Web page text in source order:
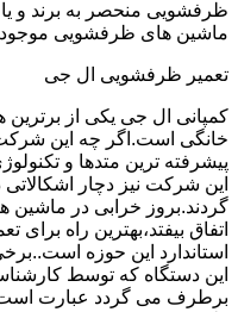
ظرفشویی منحصر به برند و
ماشین های ظرفشویی موجود
تعمیر ظرفشویی ال جی
کمپانی ال جی یکی از برترین
خانگی است.اگر چه این
پیشرفته ترین متدها و
این شرکت نیز دچار
گردند.بروز خرابی در
اتفاق بیفتد،بهترین راه برای
استاندارد این حوزه
این دستگاه که توسط
برطرف می گردد عبارت